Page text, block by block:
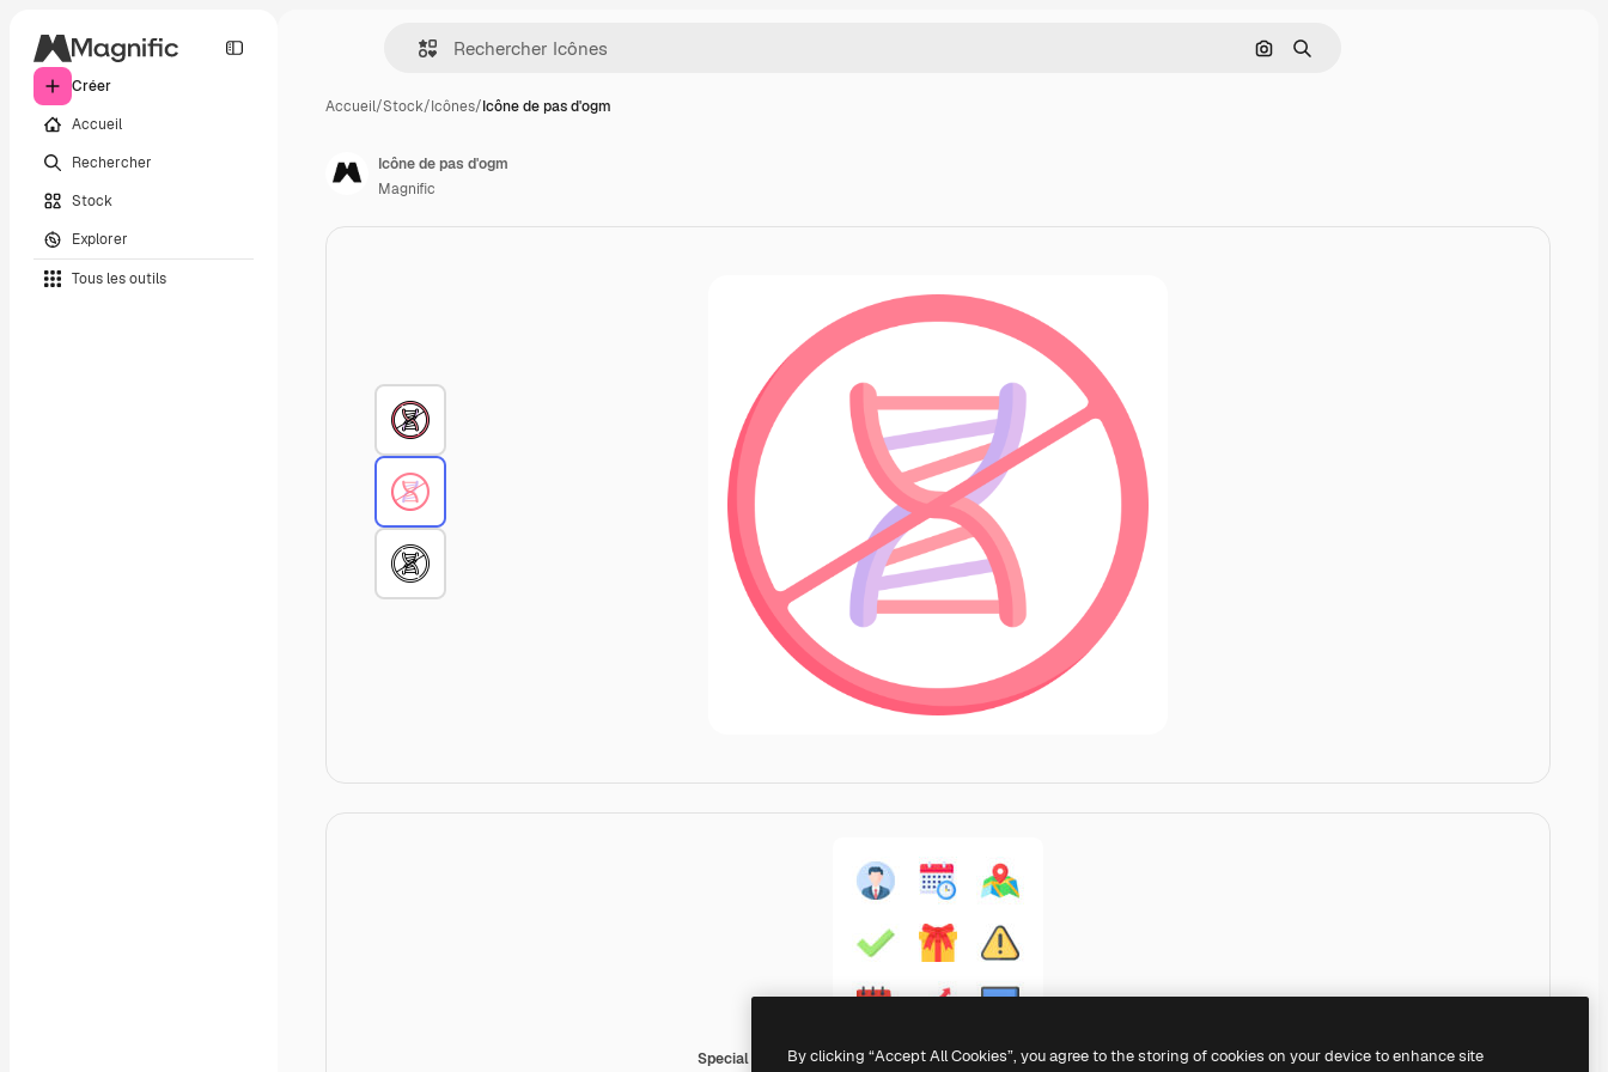
Créer
Accueil
Rechercher
Stock
Explorer
Tous les outils
Rechercher par image
Rechercher
Accueil/Stock/Icônes/Icône de pas d'ogm
Special Flat
Icône de pas d'ogm
Magnific
By clicking “Accept All Cookies”, you agree to the storing of cookies on your device to enhance site